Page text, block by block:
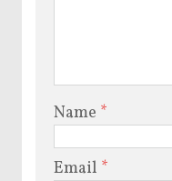
Name *
Email *